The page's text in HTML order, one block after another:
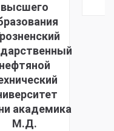
высшего
нефтяной
академика
М.Д.